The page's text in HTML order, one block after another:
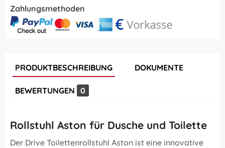
Zahlungsmethoden
PRODUKTBESCHREIBUNG DOKUMENTE
BEWERTUNGEN 0
Rollstuhl Aston für Dusche und Toilette
Der Drive Toilettenrollstuhl Aston ist eine innovative